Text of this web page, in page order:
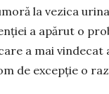
la vezica
a apărut o
a mai
de ex­cepție o